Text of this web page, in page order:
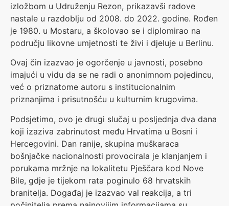
izložbom u Udruženju Rezon, prikazavši radove
nastale u razdoblju od 2008. do 2022. godine. Rođen
je 1980. u Mostaru, a školovao se i diplomirao na
području likovne umjetnosti te živi i djeluje u Berlinu.
Ovaj čin izazvao je ogorčenje u javnosti, posebno
imajući u vidu da se ne radi o anonimnom pojedincu,
već o priznatome autoru s institucionalnim
priznanjima i prisutnošću u kulturnim krugovima.
Podsjetimo, ovo je drugi slučaj u posljednja dva dana
koji izaziva zabrinutost među Hrvatima u Bosni i
Hercegovini. Dan ranije, skupina muškaraca
bošnjačke nacionalnosti provocirala je klanjanjem i
porukama mržnje na lokalitetu Pješčara kod Nove
Bile, gdje je tijekom rata poginulo 68 hrvatskih
branitelja. Događaj je izazvao val reakcija, a tri